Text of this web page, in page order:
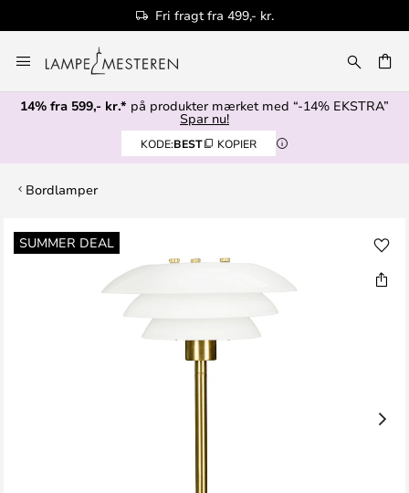
Fri fragt fra 499,- kr.
to
Content
14% fra 599,- kr.* på produkter mærket med “-14% EKSTRA”
Spar nu!
KODE:BEST KOPIER
Bordlamper
SUMMER DEAL
Gå
til